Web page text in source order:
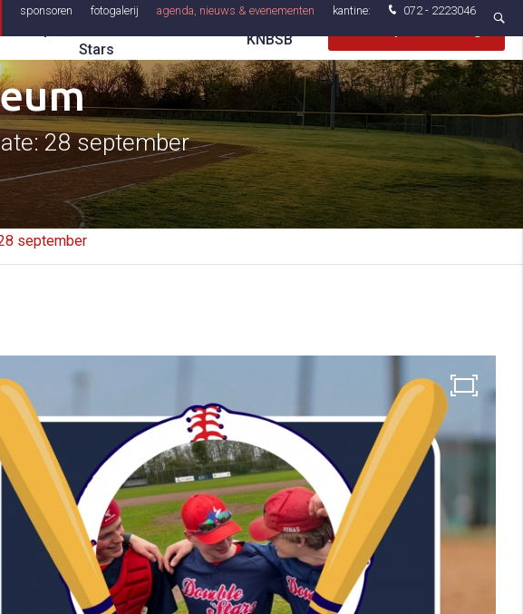
072 - 2223046
sponsoren fotogalerij agenda, nieuws & evenementen kantine:
Over
Stars
Inloggen
KNBSB
28 september
september